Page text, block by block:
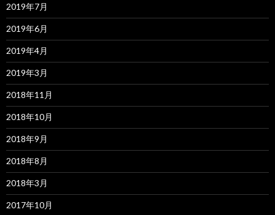
2019年7月
2019年6月
2019年4月
2019年3月
2018年11月
2018年10月
2018年9月
2018年8月
2018年3月
2017年10月